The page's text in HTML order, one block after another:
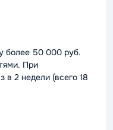
более 50 000 руб.
При
в 2 недели (всего 18